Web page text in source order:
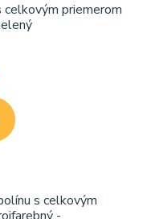
priemerom